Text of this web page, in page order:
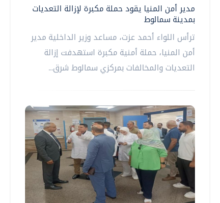
مدير أمن المنيا يقود حملة مكبرة لإزالة التعديات
بمدينة سمالوط
ترأس اللواء أحمد عزت، مساعد وزير الداخلية مدير
أمن المنيا، حملة أمنية مكبرة استهدفت إزالة
التعديات والمخالفات بمركزي سمالوط شرق...